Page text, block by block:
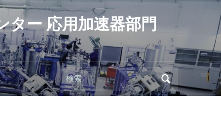
ター 応用加速器部門